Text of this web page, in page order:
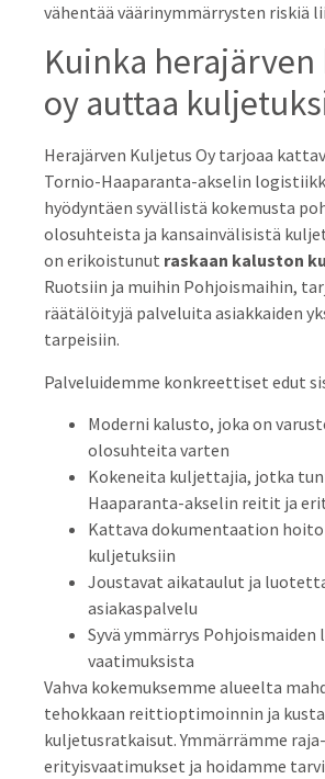
vähentää väärinymmärrysten riskiä
Kuinka
oy auttaa
Herajärven Kuljetus Oy tarjoaa
Tornio-Haaparanta-akselin
hyödyntäen syvällistä kokemusta
olosuhteista ja kansainvälisistä
on erikoistunut raskaan kaluston
Ruotsiin ja muihin Pohjoismaihin,
räätälöityjä palveluita asiakkaiden
tarpeisiin.
Palveluidemme konkreettiset edut
Moderni kalusto, joka on
olosuhteita varten
Kokeneita kuljettajia, jotka
Haaparanta-akselin reitit ja
Kattava dokumentaation
kuljetuksiin
Joustavat aikataulut ja
asiakaspalvelu
Syvä ymmärrys
vaatimuksista
Vahva kokemuksemme alueelta
tehokkaan reittioptimoinnin ja
kuljetusratkaisut. Ymmärrämme
erityisvaatimukset ja hoidamme